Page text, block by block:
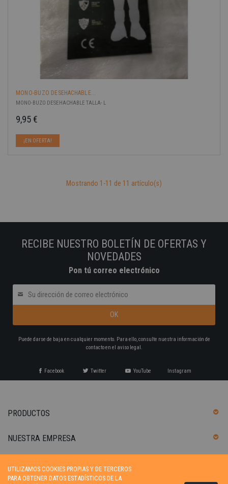
MONO-BUZO DESEHACHABLE...
MONO-BUZO DESEHACHABLE TALLA- L
9,95 €
¡EN OFERTA!
Mostrando 1-11 de 11 artículo(s)
RECIBE NUESTRO BOLETÍN DE OFERTAS Y
NOVEDADES
Pon tú correo electrónico
Puede darse de baja en cualquier momento. Para ello, consulte nuestra información de
contacto en el aviso legal.
Facebook Twitter YouTube Instagram
PRODUCTOS
NUESTRA EMPRESA
UTILIZAMOS COOKIES PROPIAS Y DE TERCEROS
PARA OBTENER DATOS ESTADÍSTICOS DE LA